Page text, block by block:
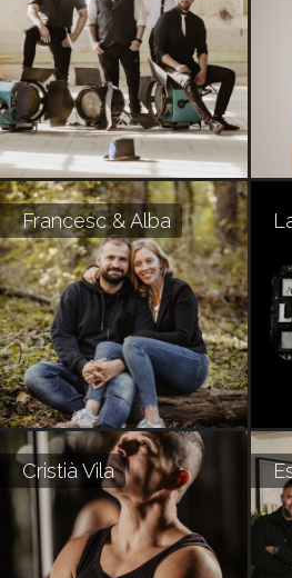
Francesc & Alba
Cristià Vila